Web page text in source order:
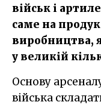
військ і
саме на
виробництва,
у великій
Основу арсеналу артилерії українського
війська